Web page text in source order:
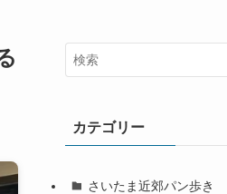
カテゴリー
さいたま近郊パン歩き